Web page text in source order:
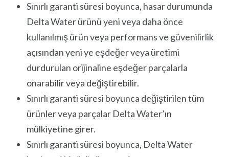
Sınırlı garanti süresi boyunca, hasar durumunda
Delta Water ürünü yeni veya daha önce
kullanılmış ürün veya performans ve güvenilirlik
açısından yeni ye eşdeğer veya üretimi
durdurulan orijinaline eşdeğer parçalarla
onarabilir veya değiştirebilir.
Sınırlı garanti süresi boyunca değiştirilen tüm
ürünler veya parçalar Delta Water’ın
mülkiyetine girer.
Sınırlı garanti süresi boyunca, Delta Water